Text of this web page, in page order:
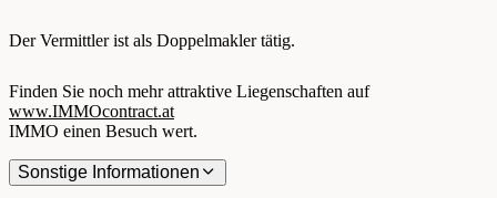
Der Vermittler ist als Doppelmakler tätig.
Finden Sie noch mehr attraktive Liegenschaften auf
www.IMMOcontract.at
IMMO einen Besuch wert.
Sonstige Informationen